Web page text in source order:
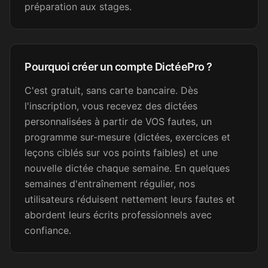
Secrétaire médicale
Merci beaucoup !
Emma L.
Secrétaire médicale
Efficace pour s'améliorer... je
m'entraîne tous les jours.
Betty
Attachée territoriale
Je viens de faire une de vos
préparation aux stages.
Pourquoi créer un compte DictéePro ?
C'est gratuit, sans carte bancaire. Dès
l'inscription, vous recevez des dictées
personnalisées à partir de VOS fautes, un
programme sur-mesure (dictées, exercices et
leçons ciblés sur vos points faibles) et une
nouvelle dictée chaque semaine. En quelques
semaines d'entraînement régulier, nos
utilisateurs réduisent nettement leurs fautes et
abordent leurs écrits professionnels avec
confiance.